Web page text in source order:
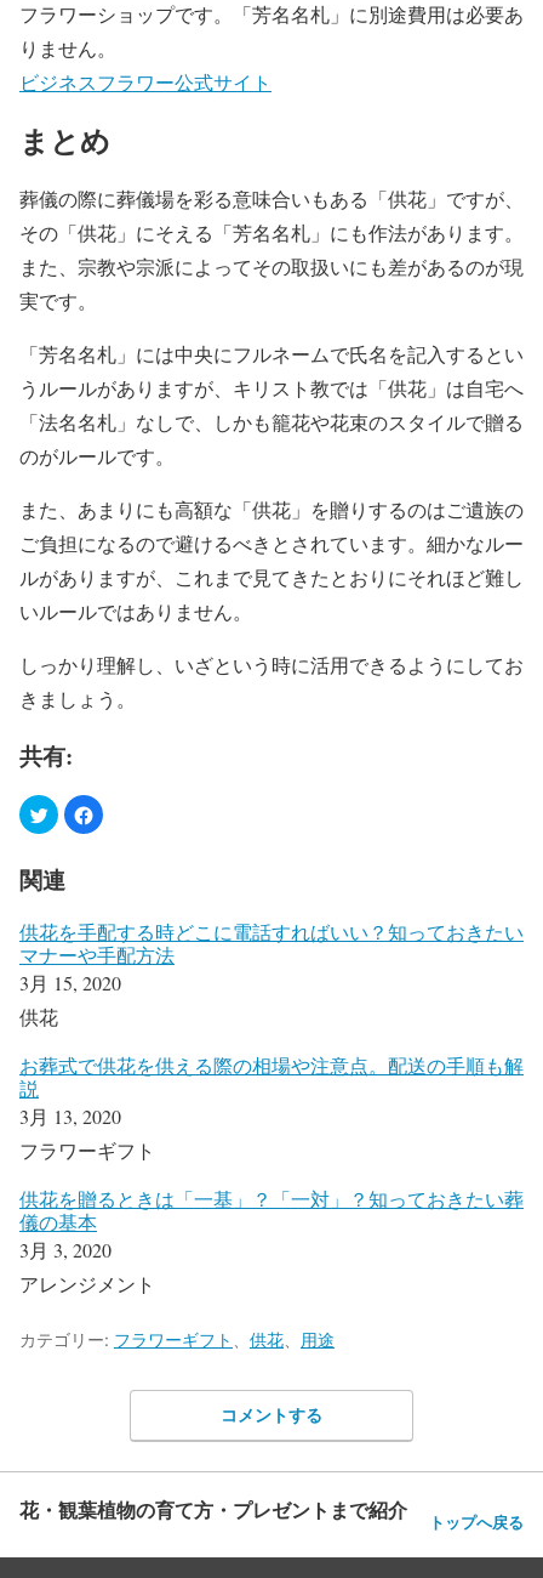
フラワーショップです。「芳名名札」に別途費用は必要あ
りません。
ビジネスフラワー公式サイト
まとめ
葬儀の際に葬儀場を彩る意味合いもある「供花」ですが、
その「供花」にそえる「芳名名札」にも作法があります。
また、宗教や宗派によってその取扱いにも差があるのが現
実です。
「芳名名札」には中央にフルネームで氏名を記入するとい
うルールがありますが、キリスト教では「供花」は自宅へ
「法名名札」なしで、しかも籠花や花束のスタイルで贈る
のがルールです。
また、あまりにも高額な「供花」を贈りするのはご遺族の
ご負担になるので避けるべきとされています。細かなルー
ルがありますが、これまで見てきたとおりにそれほど難し
いルールではありません。
しっかり理解し、いざという時に活用できるようにしてお
きましょう。
共有:
関連
供花を手配する時どこに電話すればいい？知っておきたい
マナーや手配方法
3月 15, 2020
供花
お葬式で供花を供える際の相場や注意点。配送の手順も解
説
3月 13, 2020
フラワーギフト
供花を贈るときは「一基」？「一対」？知っておきたい葬
儀の基本
3月 3, 2020
アレンジメント
カテゴリー: フラワーギフト 供花 用途
コメントする
花・観葉植物の育て方・プレゼントまで紹介 トップへ戻る